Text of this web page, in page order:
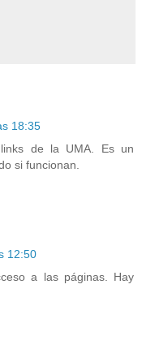
18:35
de la UMA. Es un
si funcionan.
12:50
a las páginas. Hay